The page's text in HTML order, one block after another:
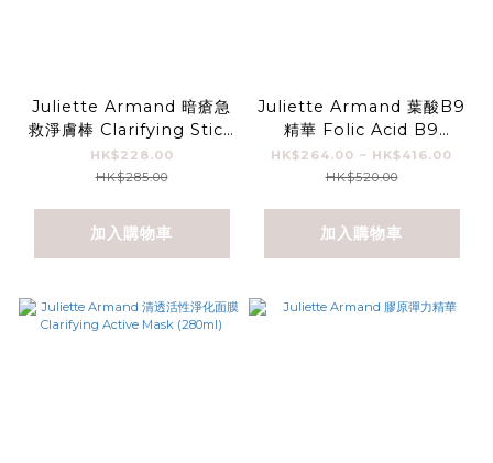
Juliette Armand 暗瘡急
救淨膚棒 Clarifying Stick
8ml
HK$228.00
HK$285.00
加入購物車
Juliette Armand 葉酸B9
精華 Folic Acid B9
Serum
HK$264.00 ~ HK$416.00
HK$520.00
加入購物車